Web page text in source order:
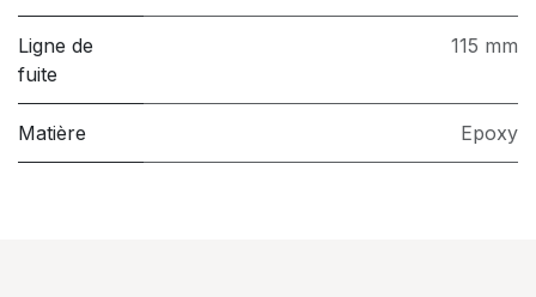
Ligne de
fuite
115 mm
Matière Epoxy